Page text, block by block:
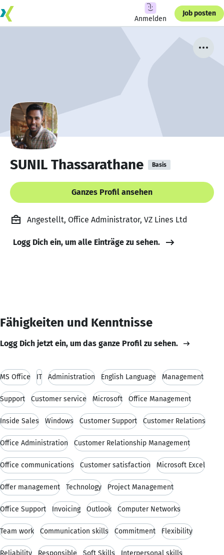
Anmelden
Job posten
SUNIL Thassarathane Basis
Ganzes Profil ansehen
Angestellt, Office Administrator, VZ Lines Ltd
Logg Dich ein, um alle Einträge zu sehen.
Fähigkeiten und Kenntnisse
Logg Dich jetzt ein, um das ganze Profil zu sehen.
MS Office IT Administration English Language Management
Support Customer service Microsoft Office Management
Inside Sales Windows Customer Support Customer Relations
Office Administration Customer Relationship Management
Office communications Customer satisfaction Microsoft Excel
Offer management Technology Project Management
Office Support Invoicing Outlook Computer Networks
Team work Communication skills Commitment Flexibility
Reliability Responsible Soft Skills Interpersonal skills